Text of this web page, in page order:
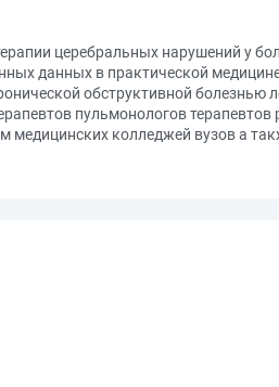
церебральных нарушений у
данных в практической
обструктивной болезнью
пульмонологов терапевтов
колледжей вузов а